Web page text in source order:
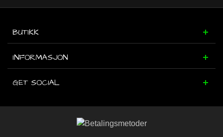
BUTIKK
INFORMASJON
GET SOCIAL